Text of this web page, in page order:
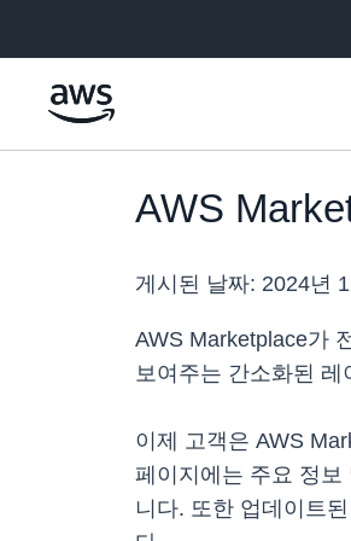
AWS
게시된 날짜: 2024년
AWS Marketplace가
보여주는 간소화된
이제 고객은 AWS
페이지에는 주요 정
니다. 또한 업데이트